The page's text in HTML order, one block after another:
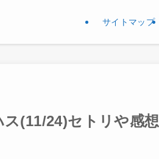
サイトマップ
(11/24)セトリや感想